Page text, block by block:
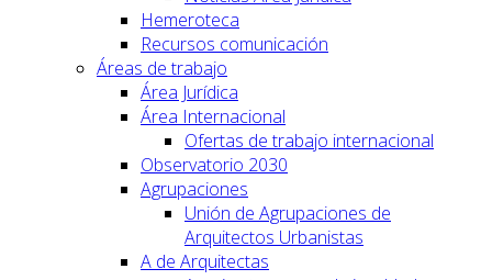
Hemeroteca
Recursos comunicación
Áreas de trabajo
Área Jurídica
Área Internacional
Ofertas de trabajo internacional
Observatorio 2030
Agrupaciones
Unión de Agrupaciones de
Arquitectos Urbanistas
A de Arquitectas